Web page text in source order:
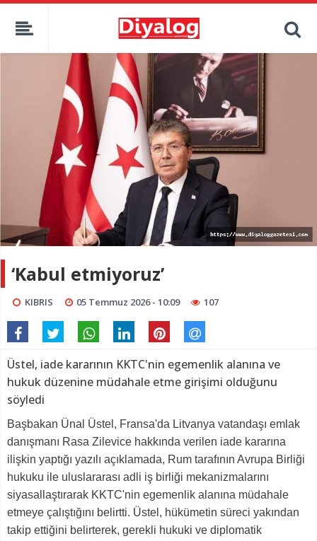
‘Kabul etmiyoruz’
KIBRIS 05 Temmuz 2026 - 10:09 107
Üstel, iade kararının KKTC'nin egemenlik alanına ve
hukuk düzenine müdahale etme girişimi olduğunu
söyledi
Başbakan Ünal Üstel, Fransa'da Litvanya vatandaşı emlak
danışmanı Rasa Zilevice hakkında verilen iade kararına
ilişkin yaptığı yazılı açıklamada, Rum tarafının Avrupa Birliği
hukuku ile uluslararası adli iş birliği mekanizmalarını
siyasallaştırarak KKTC'nin egemenlik alanına müdahale
etmeye çalıştığını belirtti. Üstel, hükümetin süreci yakından
takip ettiğini belirterek, gerekli hukuki ve diplomatik